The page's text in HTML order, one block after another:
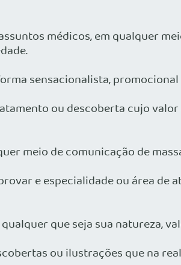
médicos, em qualquer
sensacionalista,
ou descoberta cujo
meio de comunicação de
e especialidade ou área
que seja sua natureza,
ou ilustrações que na